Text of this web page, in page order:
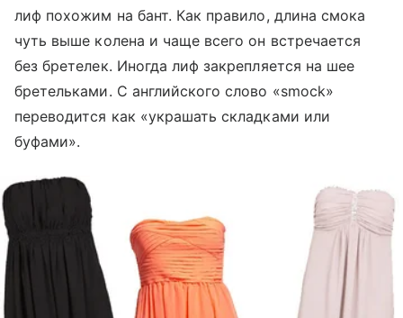
лиф похожим на бант. Как правило, длина смока
чуть выше колена и чаще всего он встречается
без бретелек. Иногда лиф закрепляется на шее
бретельками. С английского слово «smock»
переводится как «украшать складками или
буфами».